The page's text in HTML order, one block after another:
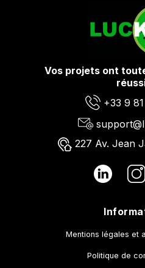
Vos projets ont
+33 9
227 Av. Jean
Mentions légales et
Politique de